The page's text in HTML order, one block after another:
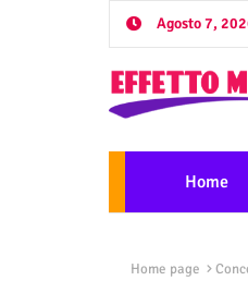
Agosto 7,
Home
Home page